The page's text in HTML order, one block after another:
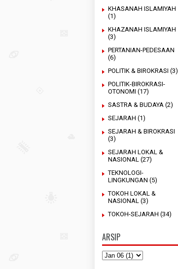
KHASANAH ISLAMIYAH
(1)
KHAZANAH ISLAMIYAH
(3)
PERTANIAN-PEDESAAN
(6)
POLITIK & BIROKRASI (3)
POLITIK-BIROKRASI-
OTONOMI (17)
SASTRA & BUDAYA (2)
SEJARAH (1)
SEJARAH & BIROKRASI
(3)
SEJARAH LOKAL &
NASIONAL (27)
TEKNOLOGI-
LINGKUNGAN (5)
TOKOH LOKAL &
NASIONAL (3)
TOKOH-SEJARAH (34)
ARSIP